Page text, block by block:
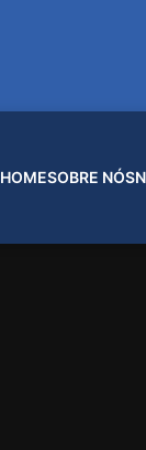
HOMESOBRE NÓS